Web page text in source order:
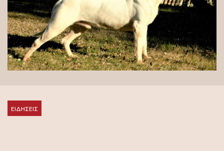
ΕΙΔΗΣΕΙΣ